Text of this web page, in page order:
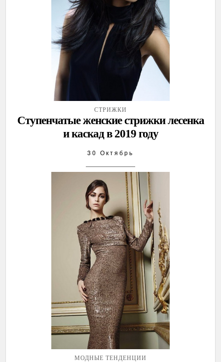
СТРИЖКИ
Ступенчатые женские стрижки лесенка
и каскад в 2019 году
30 Октябрь
МОДНЫЕ ТЕНДЕНЦИИ